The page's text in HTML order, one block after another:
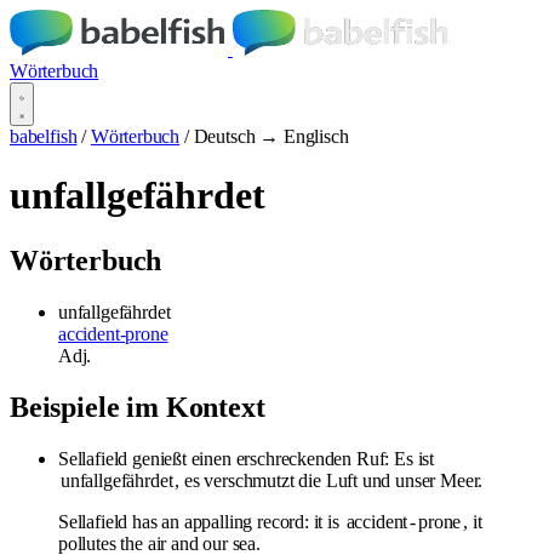
Wörterbuch
babelfish / Wörterbuch / Deutsch → Englisch
unfallgefährdet
Wörterbuch
unfallgefährdet
accident-prone
Adj.
Beispiele im Kontext
Sellafield genießt einen erschreckenden Ruf: Es ist
unfallgefährdet, es verschmutzt die Luft und unser Meer.
Sellafield has an appalling record: it is accident-prone, it
pollutes the air and our sea.